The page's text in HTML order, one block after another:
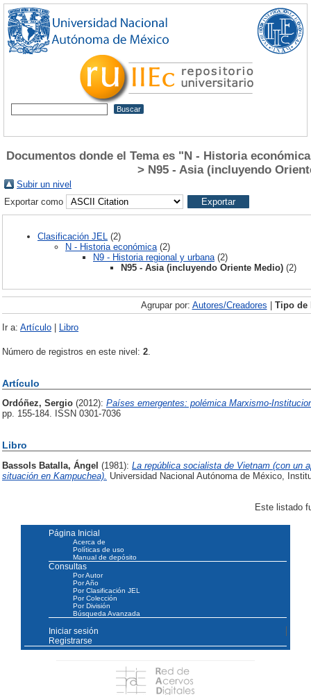
Documentos donde el Tema es "N - Historia
> N95 - Asia (incluyendo
Subir un nivel
Exportar como
Clasificación JEL
(2)
N - Historia económica (2)
N9 - Historia regional y urbana (2)
N95 - Asia (incluyendo Oriente Medio) (2)
Agrupar por: Autores/Creadores | Tipo de
Ir a: Artículo | Libro
Número de registros en este nivel: 2
Artículo
Ordóñez, Sergio (2012): Países emergentes: polémica Marxismo-
pp. 155-184. ISSN 0301-7036
Libro
Bassols Batalla, Ángel (1981): La república socialista de Vietnam (con un
situación en Kampuchea). Universidad Nacional Autónoma de México,
Este listado
Página Inicial
Acerca de
Políticas de uso
Manual de depósito
Consultas
Por Autor
Por Año
Por Clasificación JEL
Por Colección
Por División
Búsqueda Avanzada
Iniciar sesión
Registrarse